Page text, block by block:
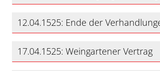
12.04.1525: Ende der
17.04.1525: Weingartener Vertrag